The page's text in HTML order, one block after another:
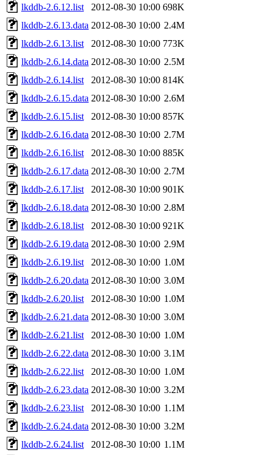
lkddb-2.6.12.list
2012-08-30 10:00 698K
lkddb-2.6.13.data 2012-08-30 10:00 2.4M
lkddb-2.6.13.list
2012-08-30 10:00 773K
lkddb-2.6.14.data 2012-08-30 10:00 2.5M
lkddb-2.6.14.list
2012-08-30 10:00 814K
lkddb-2.6.15.data 2012-08-30 10:00 2.6M
lkddb-2.6.15.list
2012-08-30 10:00 857K
lkddb-2.6.16.data 2012-08-30 10:00 2.7M
lkddb-2.6.16.list
2012-08-30 10:00 885K
lkddb-2.6.17.data 2012-08-30 10:00 2.7M
lkddb-2.6.17.list
2012-08-30 10:00 901K
lkddb-2.6.18.data 2012-08-30 10:00 2.8M
lkddb-2.6.18.list
2012-08-30 10:00 921K
lkddb-2.6.19.data 2012-08-30 10:00 2.9M
lkddb-2.6.19.list
2012-08-30 10:00 1.0M
lkddb-2.6.20.data 2012-08-30 10:00 3.0M
lkddb-2.6.20.list
2012-08-30 10:00 1.0M
lkddb-2.6.21.data 2012-08-30 10:00 3.0M
lkddb-2.6.21.list
2012-08-30 10:00 1.0M
lkddb-2.6.22.data 2012-08-30 10:00 3.1M
lkddb-2.6.22.list
2012-08-30 10:00 1.0M
lkddb-2.6.23.data 2012-08-30 10:00 3.2M
lkddb-2.6.23.list
2012-08-30 10:00 1.1M
lkddb-2.6.24.data 2012-08-30 10:00 3.2M
lkddb-2.6.24.list
2012-08-30 10:00 1.1M